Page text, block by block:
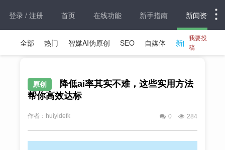
登录 / 注册 首页 在线功能 新手指南 新闻资讯
全部 热门 智媒AI伪原创 SEO 自媒体 新闻资讯
我要投
稿
原创
降低ai率其实不难，这些实用方法
帮你高效达标
作者：huiyidefk 0 284